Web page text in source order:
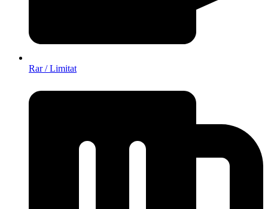
Rar / Limitat